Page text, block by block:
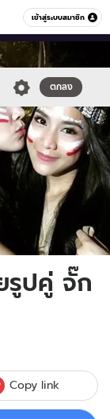
เข้าสู่ระบบสมาชิก
หมวดอื่นๆ
ตกลง
รูปคู่ จั๊ก
Copy link